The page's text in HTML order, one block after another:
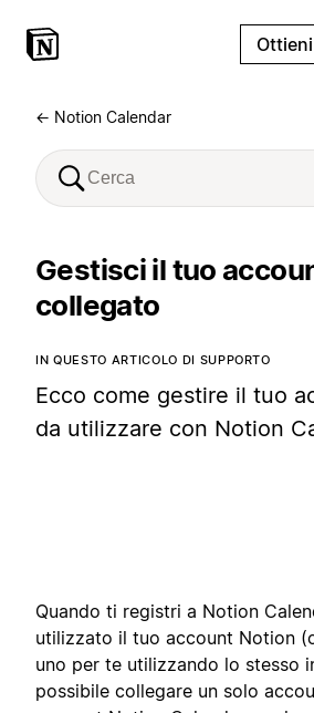
← Notion Calendar
Gestisci il tuo
collegato
IN QUESTO ARTICOLO DI SUPPORTO
Ecco come gestire il tuo
da utilizzare con Notion
Quando ti registri a Notion
utilizzato il tuo account Notion
uno per te utilizzando lo stesso
possibile collegare un solo